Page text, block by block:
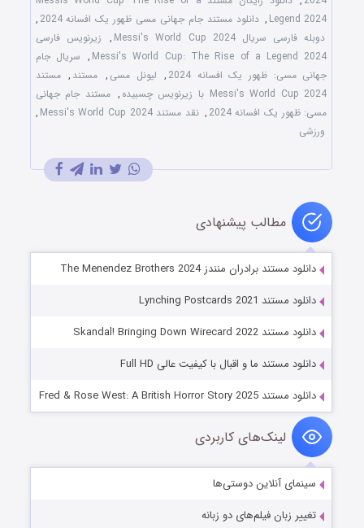
Legend 2024
, دانلود مستند جام جهانی مسی ظهور یک افسانه 2024
,
دوبله فارسی سریال Messi's World Cup 2024
, زیرنویس فارسی
Messi's World Cup: The Rise of a Legend 2024
, سریال جام
جهانی مسی: ظهور یک افسانه 2024
, لیونل مسی , مستند , مستند
Messi's World Cup 2024 با زیرنویس چسبیده
, مستند جام جهانی
مسی: ظهور یک افسانه 2024
, نقد مستند Messi's World Cup 2024
,
ورزشی
مطالب پیشنهادی
دانلود مستند برادران منندز The Menendez Brothers 2024
دانلود مستند Lynching Postcards 2021
دانلود مستند Skandal! Bringing Down Wirecard 2022
دانلود مستند ما و اقبال با کیفیت عالی Full HD
دانلود مستند Fred & Rose West: A British Horror Story 2025
لینک‌های کاربردی
سینمای آنلاین دوستی‌ها
تغییر زبان فیلم‌های دو زبانه